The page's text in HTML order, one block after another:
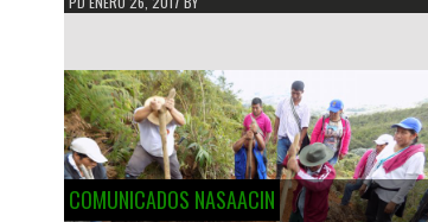
COMUNICADOS NASAACIN